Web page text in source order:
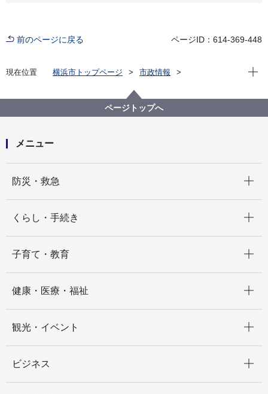
前のページに戻る ページID：614-369-448
現在位置 横浜市トップページ
市政情報
都筑区あゆみが丘に所在する市有地の活用に向けてサ
ウンディング型市場調査を実施します！
現在
ページトップへ
メニュー
防災・救急
くらし・手続き
子育て・教育
健康・医療・福祉
観光・イベント
ビジネス